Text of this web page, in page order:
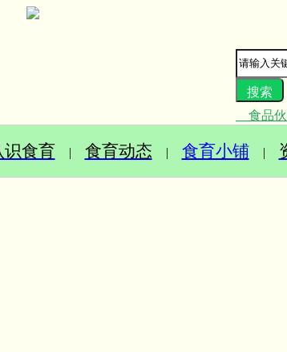
食品伙
识食育 | 食育动态 | 食育小铺 |